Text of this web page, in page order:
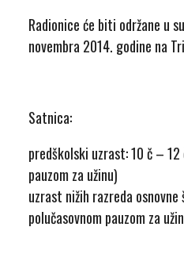
Radionice će biti održane u
novembra 2014. godine na
Satnica:
predškolski uzrast: 10 č – 12
pauzom za užinu)
uzrast nižih razreda
polučasovnom pauzom za